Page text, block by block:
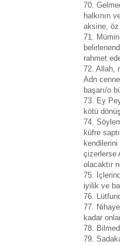
70.
halkının
aksine, öz
71.
rahmet
72. Allah,
Adn
başarı/o
73. Ey
kötü
74.
küfre
çizerlerse
olacaktır
75.
iyilik ve
76.
77.
kadar
78.
79.